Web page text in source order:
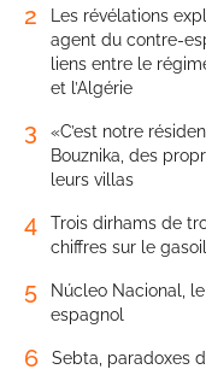
2
Les révélations
agent du contre-
liens entre le
et l’Algérie
3
«C’est notre
Bouznika, des
leurs villas
4
Trois dirhams de
chiffres sur le gasoil
5
Núcleo Nacional,
espagnol
6 Sebta, paradoxes